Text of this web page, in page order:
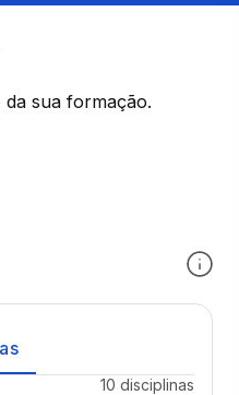
sua formação.
10 disciplinas